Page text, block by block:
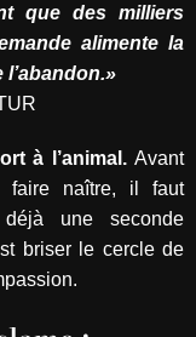
que des milliers
alimente la
à l’animal. Avant
faire naître, il faut
une seconde
briser le cercle de